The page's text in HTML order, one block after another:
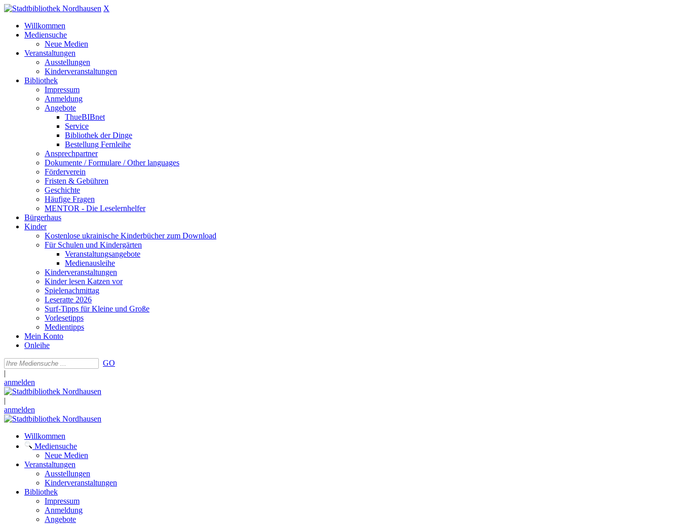
X
Willkommen
Mediensuche
Neue Medien
Veranstaltungen
Ausstellungen
Kinderveranstaltungen
Bibliothek
Impressum
Anmeldung
Angebote
ThueBIBnet
Service
Bibliothek der Dinge
Bestellung Fernleihe
Ansprechpartner
Dokumente / Formulare / Other languages
Förderverein
Fristen & Gebühren
Geschichte
Häufige Fragen
MENTOR - Die Leselernhelfer
Bürgerhaus
Kinder
Kostenlose ukrainische Kinderbücher zum Download
Für Schulen und Kindergärten
Veranstaltungsangebote
Medienausleihe
Kinderveranstaltungen
Kinder lesen Katzen vor
Spielenachmittag
Leseratte 2026
Surf-Tipps für Kleine und Große
Vorlesetipps
Medientipps
Mein Konto
Onleihe
GO
|
anmelden
|
anmelden
Willkommen
Mediensuche
Neue Medien
Veranstaltungen
Ausstellungen
Kinderveranstaltungen
Bibliothek
Impressum
Anmeldung
Angebote